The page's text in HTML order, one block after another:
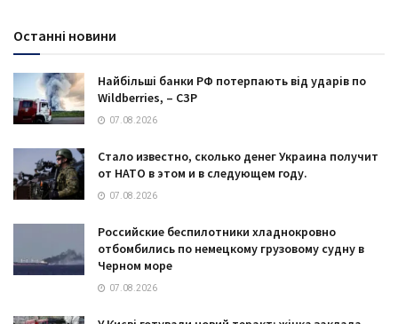
Останні новини
Найбільші банки РФ потерпають від ударів по
Wildberries, – СЗР
07.08.2026
Стало известно, сколько денег Украина получит
от НАТО в этом и в следующем году.
07.08.2026
Российские беспилотники хладнокровно
отбомбились по немецкому грузовому судну в
Черном море
07.08.2026